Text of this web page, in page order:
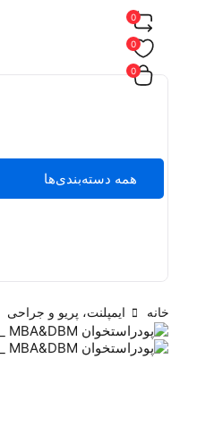
0
0
0
همه دسته‌بندی‌ها
خانه ایمپلنت، پریو و جراحی